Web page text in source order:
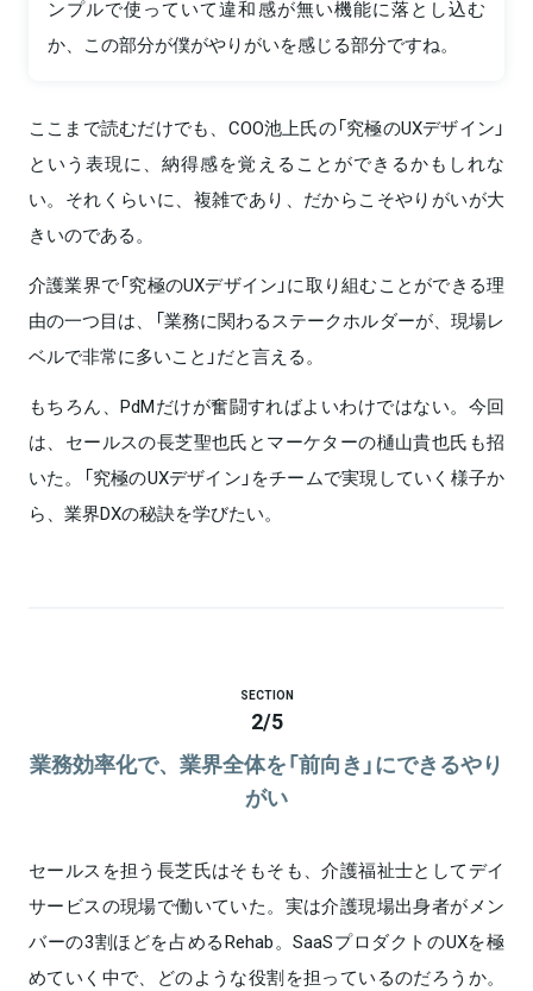
ンプルで使っていて違和感が無い機能に落とし込む
か、この部分が僕がやりがいを感じる部分ですね。
ここまで読むだけでも、COO池上氏の「究極のUXデザイン」
という表現に、納得感を覚えることができるかもしれな
い。それくらいに、複雑であり、だからこそやりがいが大
きいのである。
介護業界で「究極のUXデザイン」に取り組むことができる理
由の一つ目は、「業務に関わるステークホルダーが、現場レ
ベルで非常に多いこと」だと言える。
もちろん、PdMだけが奮闘すればよいわけではない。今回
は、セールスの長芝聖也氏とマーケターの樋山貴也氏も招
いた。「究極のUXデザイン」をチームで実現していく様子か
ら、業界DXの秘訣を学びたい。
SECTION
2/5
業務効率化で、業界全体を「前向き」にできるやり
がい
セールスを担う長芝氏はそもそも、介護福祉士としてデイ
サービスの現場で働いていた。実は介護現場出身者がメン
バーの3割ほどを占めるRehab。SaaSプロダクトのUXを極
めていく中で、どのような役割を担っているのだろうか。